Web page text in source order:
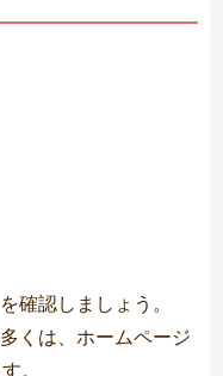
確認しましょう。
くは、ホームページ
。